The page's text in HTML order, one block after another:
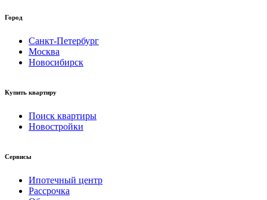
Город
Санкт-Петербург
Москва
Новосибирск
Купить квартиру
Поиск квартиры
Новостройки
Сервисы
Ипотечный центр
Рассрочка